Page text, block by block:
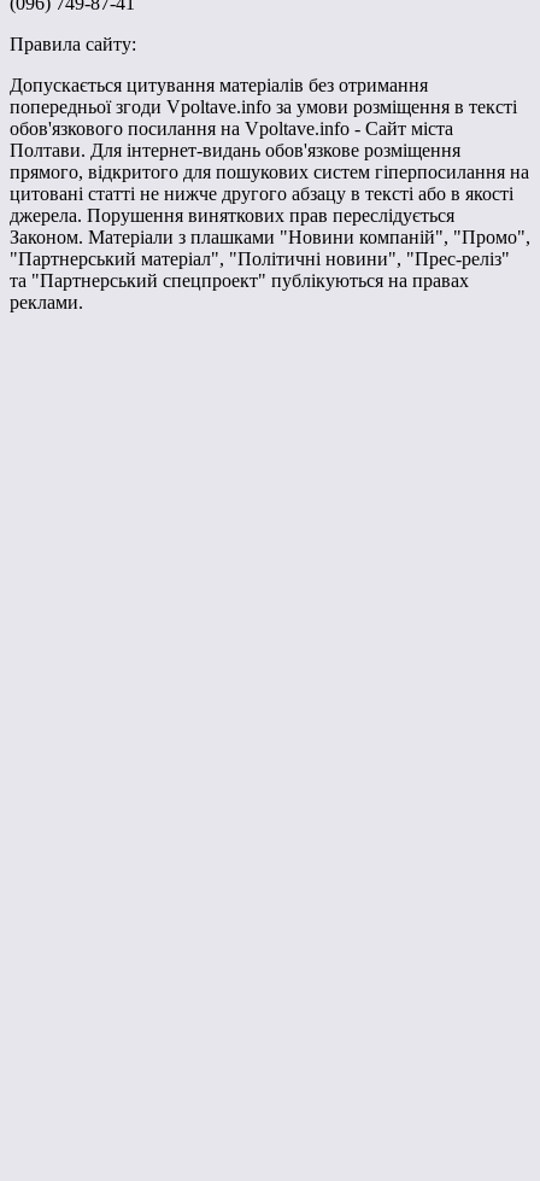
Правила сайту:
Допускається цитування матеріалів без отримання
попередньої згоди Vpoltave.info за умови розміщення в тексті
обов'язкового посилання на Vpoltave.info - Сайт міста
Полтави. Для інтернет-видань обов'язкове розміщення
прямого, відкритого для пошукових систем гіперпосилання на
цитовані статті не нижче другого абзацу в тексті або в якості
джерела. Порушення виняткових прав переслідується
Законом. Матеріали з плашками "Новини компаній", "Промо",
"Партнерський матеріал", "Політичні новини", "Прес-реліз"
та "Партнерський спецпроект" публікуються на правах
реклами.